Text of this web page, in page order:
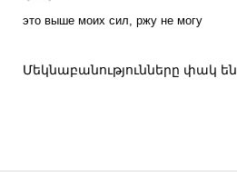
это выше моих сил, ржу не могу
Մեկնաբանությունները փակ են.